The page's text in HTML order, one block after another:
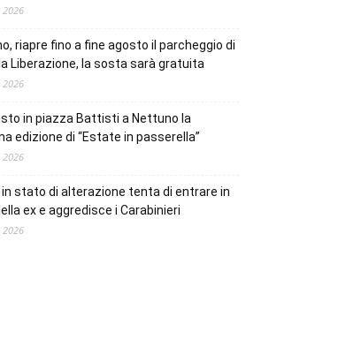
2026
riapre fino a fine agosto il parcheggio di
Liberazione, la sosta sarà gratuita
2026
in piazza Battisti a Nettuno la
edizione di “Estate in passerella”
2026
in stato di alterazione tenta di entrare in
ex e aggredisce i Carabinieri
2026